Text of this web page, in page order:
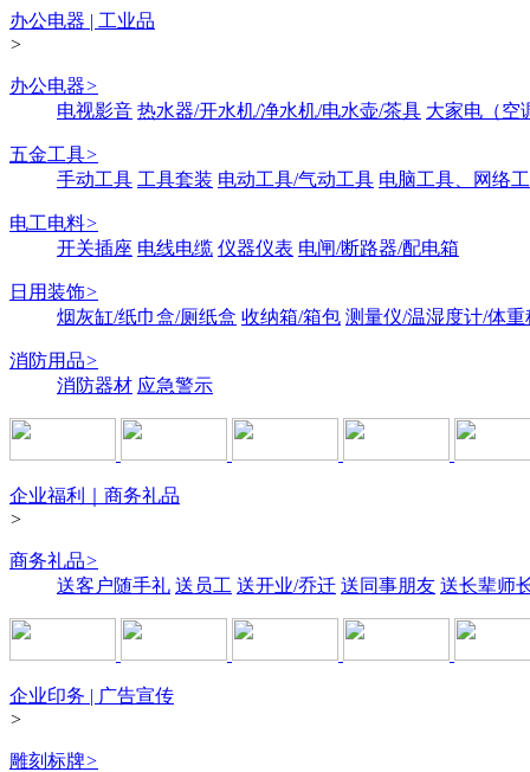
办公电器 | 工业品
>
办公电器>
电视影音 热水器/开水机/净水机/电水壶/茶具 大家电（空
五金工具>
手动工具 工具套装 电动工具/气动工具 电脑工具、网络
电工电料>
开关插座 电线电缆 仪器仪表 电闸/断路器/配电箱
日用装饰>
烟灰缸/纸巾盒/厕纸盒 收纳箱/箱包 测量仪/温湿度计/体重
消防用品>
消防器材 应急警示
企业福利｜商务礼品
>
商务礼品>
送客户随手礼 送员工 送开业/乔迁 送同事朋友 送长辈师
企业印务 | 广告宣传
>
雕刻标牌>